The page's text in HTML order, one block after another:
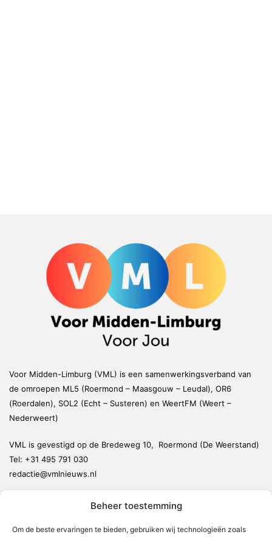
Beheer toestemming
Om de beste ervaringen te bieden, gebruiken wij technologieën zoals
Voor Midden-Limburg (VML) is een samenwerkingsverband van
de omroepen ML5 (Roermond – Maasgouw – Leudal), OR6
(Roerdalen), SOL2 (Echt – Susteren) en WeertFM (Weert –
Nederweert)
VML is gevestigd op de Bredeweg 10, Roermond (De Weerstand)
Tel: +31 495 791 030
redactie@vmlnieuws.nl